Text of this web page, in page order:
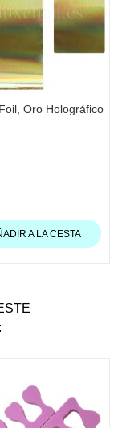
Oro Holográfico
A LA CESTA